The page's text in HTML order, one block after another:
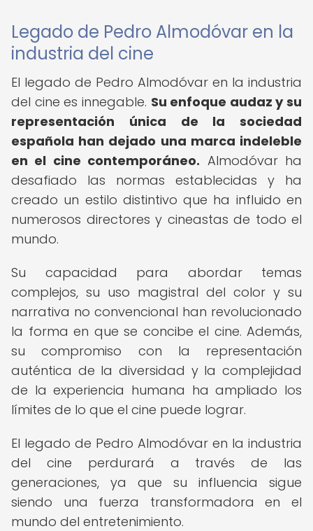
Legado de Pedro Almodóvar en la
industria del cine
El legado de Pedro Almodóvar en la industria
del cine es innegable. Su enfoque audaz y su
representación única de la sociedad
española han dejado una marca indeleble
en el cine contemporáneo. Almodóvar ha
desafiado las normas establecidas y ha
creado un estilo distintivo que ha influido en
numerosos directores y cineastas de todo el
mundo.
Su capacidad para abordar temas
complejos, su uso magistral del color y su
narrativa no convencional han revolucionado
la forma en que se concibe el cine. Además,
su compromiso con la representación
auténtica de la diversidad y la complejidad
de la experiencia humana ha ampliado los
límites de lo que el cine puede lograr.
El legado de Pedro Almodóvar en la industria
del cine perdurará a través de las
generaciones, ya que su influencia sigue
siendo una fuerza transformadora en el
mundo del entretenimiento.